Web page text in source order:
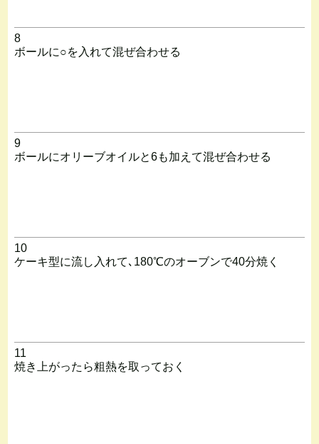
8
ボールに○を入れて混ぜ合わせる
9
ボールにオリーブオイルと6も加えて混ぜ合わせる
10
ケーキ型に流し入れて､180℃のオーブンで40分焼く
11
焼き上がったら粗熱を取っておく